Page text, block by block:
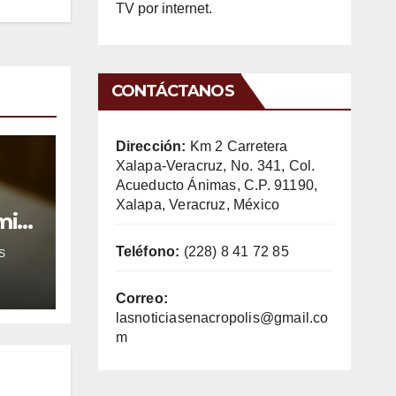
TV por internet.
CONTÁCTANOS
Dirección: Km 2 Carretera
Xalapa-Veracruz, No. 341, Col.
Acueducto Ánimas, C.P. 91190,
Xalapa, Veracruz, México
Teléfono: (228) 8 41 72 85
Correo:
lasnoticiasenacropolis@gmail.co
m